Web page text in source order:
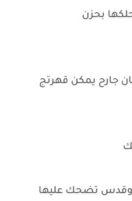
بحزن
جارح يمكن قهرتج
وقدس تضحك عليها